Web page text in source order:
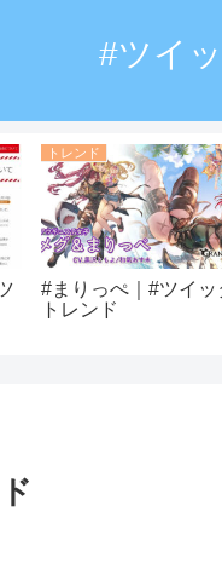
#ツイ
トレンド
#まりっぺ｜#ツイッ
トレンド